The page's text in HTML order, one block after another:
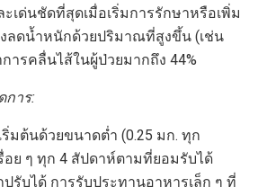
เด่นชัดที่สุดเมื่อเริ่มการรักษาหรือเพิ่ม
ลดน้ำหนักด้วยปริมาณที่สูงขึ้น (เช่น
ารคลื่นไส้ในผู้ป่วยมากถึง 44%
การ:
มต้นด้วยขนาดต่ำ (0.25 มก. ทุก
อย ๆ ทุก 4 สัปดาห์ตามที่ยอมรับได้
รับได้ การรับประทานอาหารเล็ก ๆ ที่